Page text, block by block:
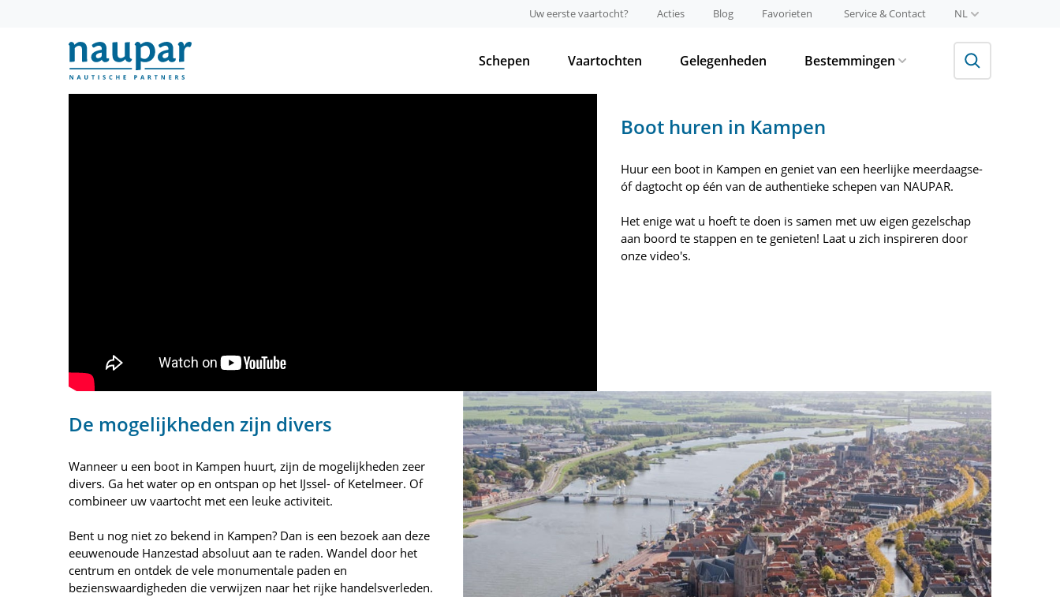
Uw eerste vaartocht? Acties Blog Favorieten Service & Contact NL
Schepen Vaartochten Gelegenheden Bestemmingen
Boot huren in Kampen
Huur een boot in Kampen en geniet van een heerlijke meerdaagse-
óf dagtocht op één van de authentieke schepen van NAUPAR.
Het enige wat u hoeft te doen is samen met uw eigen gezelschap
aan boord te stappen en te genieten! Laat u zich inspireren door
onze video's.
De mogelijkheden zijn divers
Wanneer u een boot in Kampen huurt, zijn de mogelijkheden zeer
divers. Ga het water op en ontspan op het IJssel- of Ketelmeer. Of
combineer uw vaartocht met een leuke activiteit.
Bent u nog niet zo bekend in Kampen? Dan is een bezoek aan deze
eeuwenoude Hanzestad absoluut aan te raden. Wandel door het
centrum en ontdek de vele monumentale paden en
bezienswaardigheden die verwijzen naar het rijke handelsverleden.